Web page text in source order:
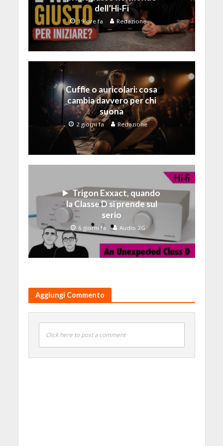
dell’Hi-Fi
19 ore fa Redazione
Cuffie o auricolari: cosa
cambia davvero per chi
suona
2 giorni fa Redazione
Trigon Exxact, quando
la Classe D si prende sul
serio
6 giorni fa Audio 2G
Aggiungi Commento
Click here to post a comment